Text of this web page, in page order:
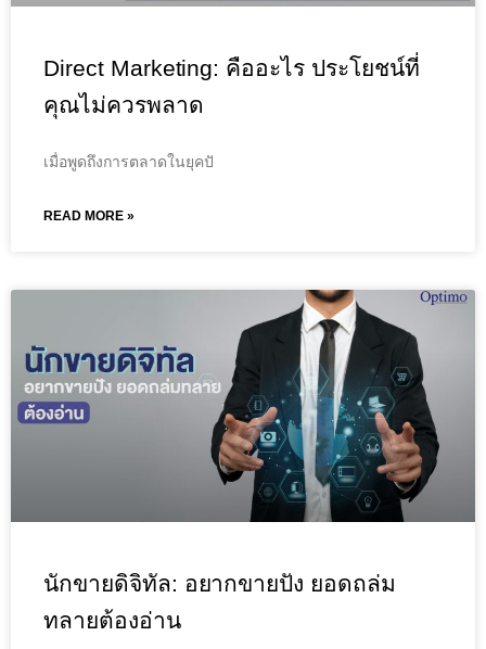
Direct Marketing: คืออะไร ประโยชน์ที่
คุณไม่ควรพลาด
เมื่อพูดถึงการตลาดในยุคปั
READ MORE »
นักขายดิจิทัล: อยากขายปัง ยอดถล่ม
ทลายต้องอ่าน